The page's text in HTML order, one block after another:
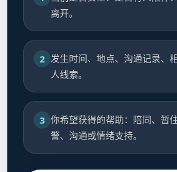
离开。
2 发生时间、地点、沟通记录、
人线索。
3 你希望获得的帮助：陪同、暂
警、沟通或情绪支持。